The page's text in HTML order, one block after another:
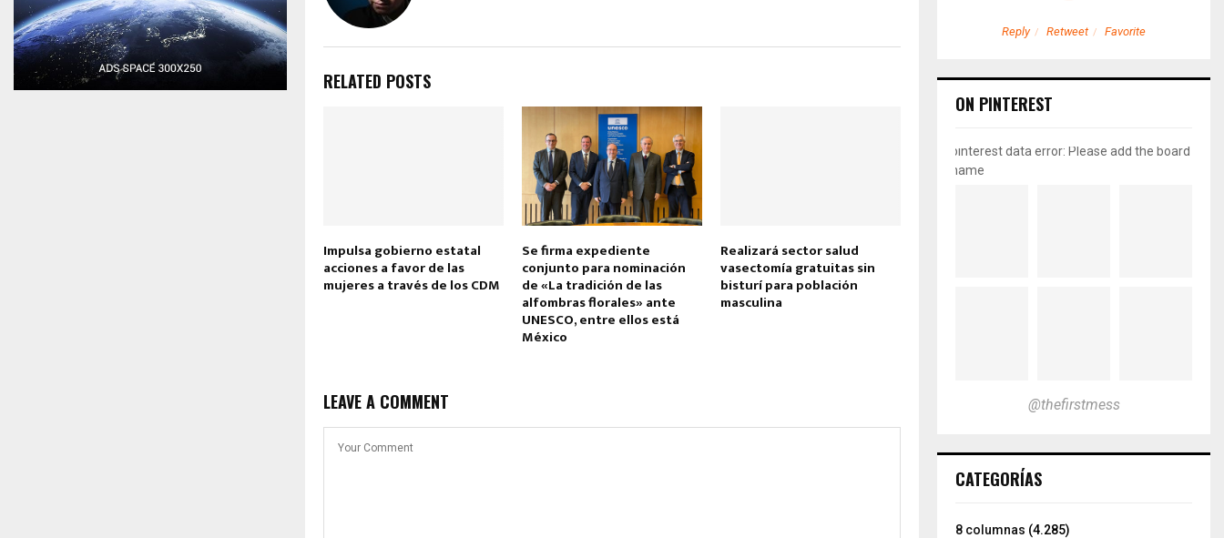
RELATED POSTS
Impulsa gobierno estatal
acciones a favor de las
mujeres a través de los CDM
Se firma expediente
conjunto para nominación
de «La tradición de las
alfombras florales» ante
UNESCO, entre ellos está
México
Realizará sector salud
vasectomía gratuitas sin
bisturí para población
masculina
LEAVE A COMMENT
Reply Retweet Favorite
ON PINTEREST
pinterest data error: Please add the board
name
@thefirstmess
CATEGORÍAS
8 columnas (4.285)